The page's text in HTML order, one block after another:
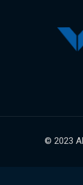
© 2023